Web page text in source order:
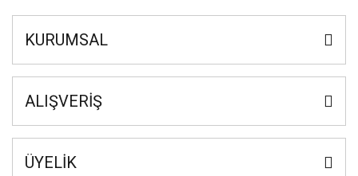
KURUMSAL
ALIŞVERİŞ
ÜYELİK